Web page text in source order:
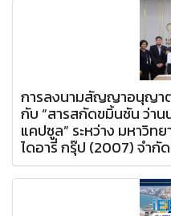
การลงนามสัญญาอนุญาต
กับ “สารสกัดขมิ้นชัน ว่าน
แคปซูล” ระหว่าง มหาวิ
ไดอารี่ กรุ๊ป (2007) จำกัด